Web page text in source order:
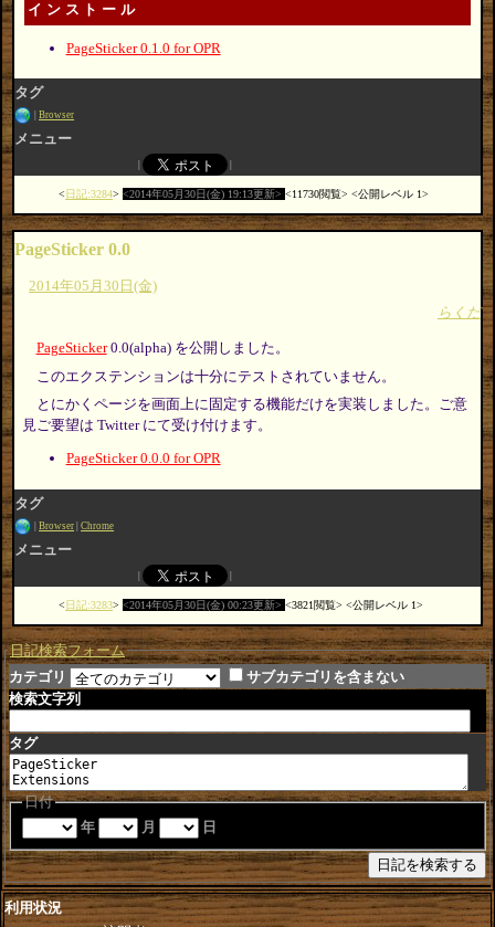
インストール
PageSticker 0.1.0 for OPR
タグ
Browser
メニュー
日記:3284 2014年05月30日(金) 19:13更新 11730閲覧 公開レベル 1
PageSticker 0.0
2014年05月30日(金)
らくだ
PageSticker0.0(alpha) を公開しました。
このエクステンションは十分にテストされていません。
とにかくページを画面上に固定する機能だけを実装しました。ご意
見ご要望は Twitter にて受け付けます。
PageSticker 0.0.0 for OPR
タグ
Browser Chrome
メニュー
日記:3283 2014年05月30日(金) 00:23更新 3821閲覧 公開レベル 1
日記検索フォーム
カテゴリ
サブカテゴリを含まない
検索文字列
タグ
日付
年
月 日
利用状況